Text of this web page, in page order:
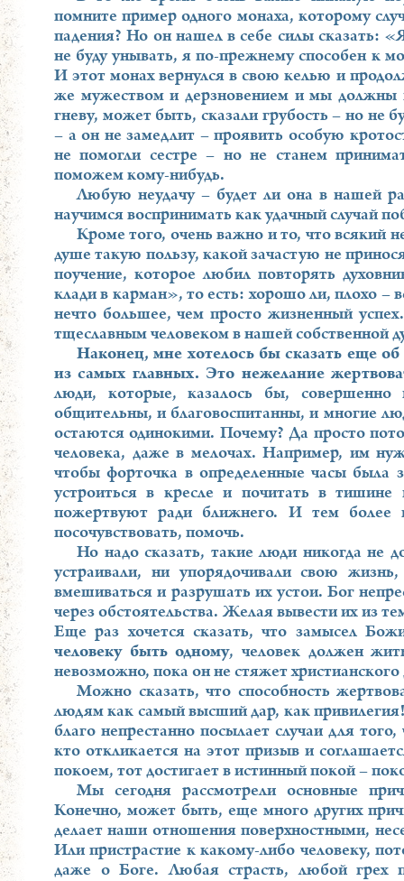
помните пример одного монаха, которому
падения? Но он нашел в себе силы сказать:
не буду унывать, я по-прежнему способен к
И этот монах вернулся в свою келью и
же мужеством и дерзновением и мы должны
гневу, может быть, сказали грубость – но не
– а он не замедлит – проявить особую
не помогли сестре – но не станем
поможем кому-нибудь.
Любую неудачу – будет ли она в нашей
научимся воспринимать как удачный случай
Кроме того, очень важно и то, что всякий
душе такую пользу, какой зачастую не
поучение, которое любил повторять
клади в карман», то есть: хорошо ли, плохо –
нечто большее, чем просто жизненный
тщеславным человеком в нашей собственной
Наконец, мне хотелось бы сказать еще
из самых главных. Это нежелание
люди, которые, казалось бы,
общительны, и благовоспитанны, и многие
остаются одинокими. Почему? Да просто
человека, даже в мелочах. Например, им
чтобы форточка в определенные часы
устроиться в кресле и почитать в
пожертвуют ради ближнего. И тем более
посочувствовать, помочь.
Но надо сказать, такие люди никогда не
устраивали, ни упорядочивали свою
вмешиваться и разрушать их устои. Бог
через обстоятельства. Желая вывести их из
Еще раз хочется сказать, что замысел
человеку быть одному, человек должен
невозможно, пока он не стяжет христианского
Можно сказать, что способность
людям как самый высший дар, как
благо непрестанно посылает случаи для
кто откликается на этот призыв и
покоем, тот достигает в истинный покой –
Мы сегодня рассмотрели основные
Конечно, может быть, еще много других
делает наши отношения поверхностными,
Или пристрастие к какому-либо человеку,
даже о Боге. Любая страсть, любой грех